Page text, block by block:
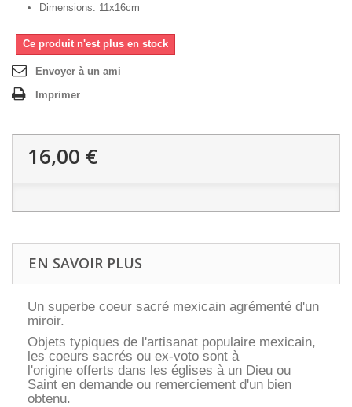
Dimensions: 11x16cm
Ce produit n'est plus en stock
Envoyer à un ami
Imprimer
16,00 €
EN SAVOIR PLUS
Un superbe coeur sacré mexicain agrémenté d'un
miroir.
Objets typiques de l'artisanat populaire mexicain,
les coeurs sacrés ou ex-voto sont à
l'origine offerts dans les églises à un Dieu ou
Saint en demande ou remerciement d'un bien
obtenu.